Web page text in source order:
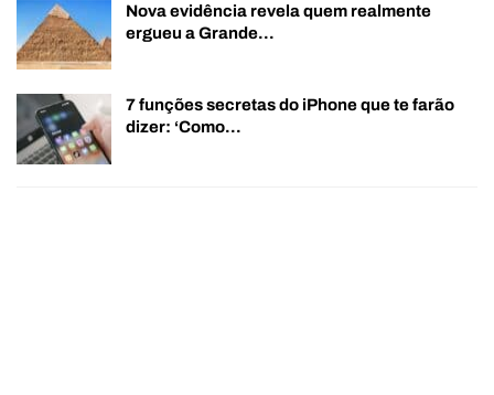
Nova evidência revela quem realmente
ergueu a Grande…
7 funções secretas do iPhone que te farão
dizer: ‘Como…